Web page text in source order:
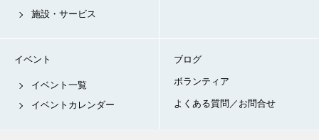
施設・サービス
イベント
イベント一覧
イベントカレンダー
ブログ
ボランティア
よくある質問／お問合せ